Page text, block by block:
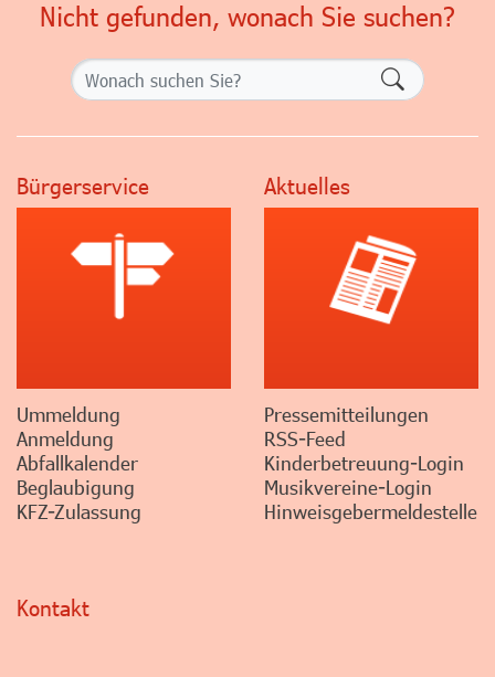
Nicht gefunden, wonach Sie suchen?
Bürgerservice
Ummeldung
Anmeldung
Abfallkalender
Beglaubigung
KFZ-Zulassung
Aktuelles
Pressemitteilungen
RSS-Feed
Kinderbetreuung-Login
Musikvereine-Login
Hinweisgebermeldestelle
Kontakt